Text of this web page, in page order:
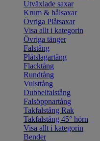
Utväxlade saxar
Krum & hålsaxar
Övriga Plåtsaxar
Visa allt i kategorin
Övriga tänger
Falstång
Plåtslagartång
Flacktång
Rundtång
Vulsttång
Dubbelfalstång
Falsöppnartång
Takfalstång Rak
Takfalstång 45° hörn
Visa allt i kategorin
Bender